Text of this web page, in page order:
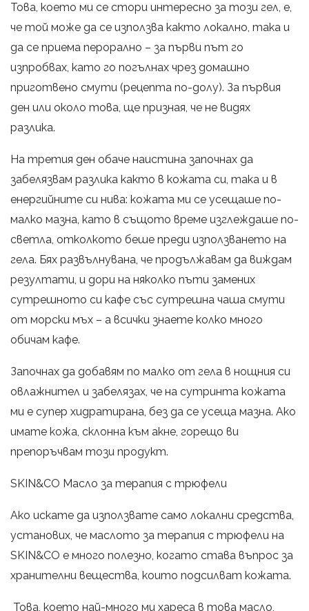
Това, което ми се стори интересно за този гел, е,
че той може да се използва както локално, така и
да се приема перорално – за първи път го
изпробвах, като го погълнах чрез домашно
приготвено смути (рецепта по-долу). За първия
ден или около това, ще призная, че не видях
разлика.
На третия ден обаче наистина започнах да
забелязвам разлика както в кожата си, така и в
енергийните си нива: кожата ми се усещаше по-
малко мазна, като в същото време изглеждаше по-
светла, отколкото беше преди използването на
гела. Бях развълнувана, че продължавам да виждам
резултати, и дори на няколко пъти замених
сутрешното си кафе със сутрешна чаша смути
от морски мъх – а всички знаете колко много
обичам кафе.
Започнах да добавям по малко от гела в нощния си
овлажнител и забелязах, че на сутринта кожата
ми е супер хидратирана, без да се усеща мазна. Ако
имате кожа, склонна към акне, горещо ви
препоръчвам този продукт.
SKIN&CO Масло за терапия с трюфели
Ако искате да използвате само локални средства,
установих, че маслото за терапия с трюфели на
SKIN&CO е много полезно, когато става въпрос за
хранителни вещества, които подсилват кожата.
Това, което най-много ми хареса в това масло,